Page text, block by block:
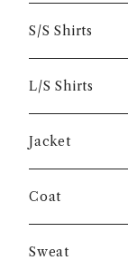
S/S Shirts
L/S Shirts
Jacket
Coat
Sweat